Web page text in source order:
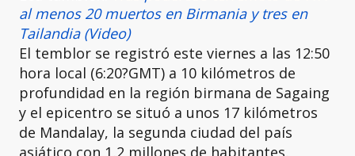
al menos 20 muertos en Birmania y tres en
Tailandia (Video)
El temblor se registró este viernes a las 12:50
hora local (6:20?GMT) a 10 kilómetros de
profundidad en la región birmana de Sagaing
y el epicentro se situó a unos 17 kilómetros
de Mandalay, la segunda ciudad del país
asiático con 1,2 millones de habitantes,